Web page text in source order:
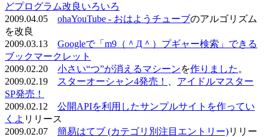
どプログラム改良いろいろ
2009.04.05 ohaYouTube - おはようチューブのアルゴリズム
を改良
2009.03.13 Googleで「m9（＾Д＾）プギャー検索」できる
ブックマークレット
2009.02.20 小さい“つ”が消えるマシーンを作りました 。
2009.02.19
スターオーシャン4発売！
アイドルマスター
SP発売！
2009.02.12 公開APIを利用したサンプルサイトを作ってい
くよ リリース
2009.02.07 簡易はてブ (カテゴリ別注目エントリー)リリー